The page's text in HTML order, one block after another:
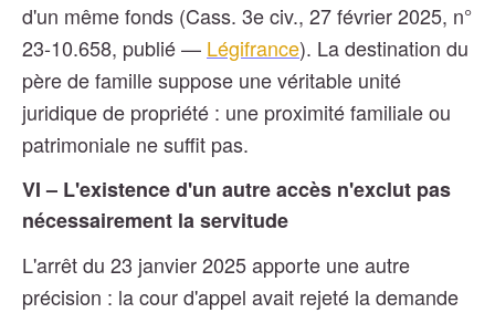
d'un même fonds (Cass. 3e civ., 27 février 2025, n°
23-10.658, publié — Légifrance). La destination du
père de famille suppose une véritable unité
juridique de propriété : une proximité familiale ou
patrimoniale ne suffit pas.
VI – L'existence d'un autre accès n'exclut pas
nécessairement la servitude
L'arrêt du 23 janvier 2025 apporte une autre
précision : la cour d'appel avait rejeté la demande